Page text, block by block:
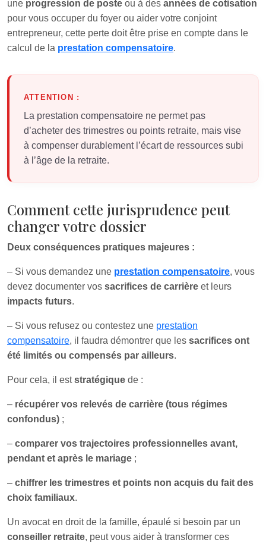
une progression de poste ou à des années de cotisation
pour vous occuper du foyer ou aider votre conjoint
entrepreneur, cette perte doit être prise en compte dans le
calcul de la prestation compensatoire.
ATTENTION :
La prestation compensatoire ne permet pas
d’acheter des trimestres ou points retraite, mais vise
à compenser durablement l’écart de ressources subi
à l’âge de la retraite.
Comment cette jurisprudence peut
changer votre dossier
Deux conséquences pratiques majeures :
– Si vous demandez une prestation compensatoire, vous
devez documenter vos sacrifices de carrière et leurs
impacts futurs.
– Si vous refusez ou contestez une prestation
compensatoire, il faudra démontrer que les sacrifices ont
été limités ou compensés par ailleurs.
Pour cela, il eststratégique de :
– récupérer vos relevés de carrière (tous régimes
confondus) ;
– comparer vos trajectoires professionnelles avant,
pendant et après le mariage ;
– chiffrer les trimestres et points non acquis du fait des
choix familiaux.
Un avocat en droit de la famille, épaulé si besoin par un
conseiller retraite, peut vous aider à transformer ces